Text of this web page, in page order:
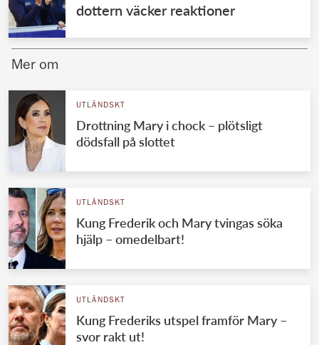
dottern väcker reaktioner
Mer om
UTLÄNDSKT
Drottning Mary i chock – plötsligt
dödsfall på slottet
UTLÄNDSKT
Kung Frederik och Mary tvingas söka
hjälp – omedelbart!
UTLÄNDSKT
Kung Frederiks utspel framför Mary –
svor rakt ut!